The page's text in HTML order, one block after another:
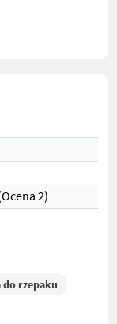
2)
rzepaku